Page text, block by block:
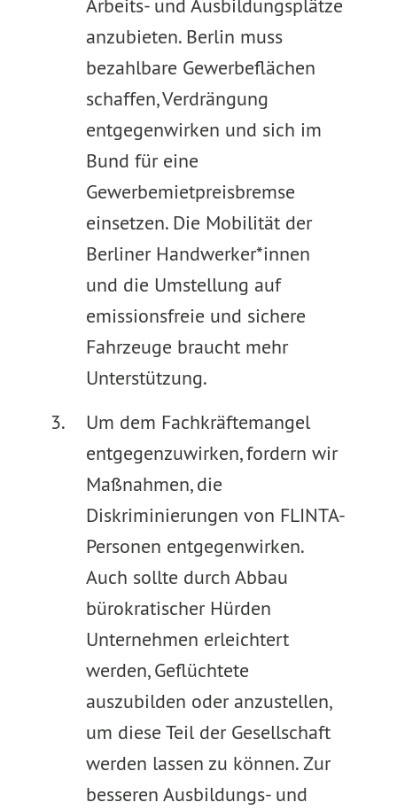
Arbeits- und Ausbildungsplätze
anzubieten. Berlin muss
bezahlbare Gewerbeflächen
schaffen, Verdrängung
entgegenwirken und sich im
Bund für eine
Gewerbemietpreisbremse
einsetzen. Die Mobilität der
Berliner Handwerker*innen
und die Umstellung auf
emissionsfreie und sichere
Fahrzeuge braucht mehr
Unterstützung.
Um dem Fachkräftemangel
entgegenzuwirken, fordern wir
Maßnahmen, die
Diskriminierungen von FLINTA-
Personen entgegenwirken.
Auch sollte durch Abbau
bürokratischer Hürden
Unternehmen erleichtert
werden, Geflüchtete
auszubilden oder anzustellen,
um diese Teil der Gesellschaft
werden lassen zu können. Zur
besseren Ausbildungs- und